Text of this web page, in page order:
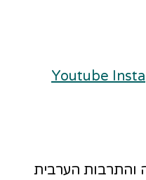
Youtube
והתרבות הערבית